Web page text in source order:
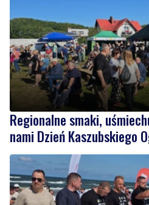
Regionalne smaki,
nami Dzień Kaszubskiego